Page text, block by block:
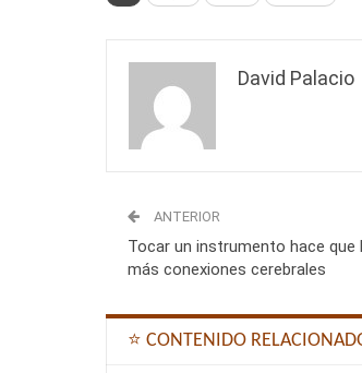
David Palacio
ANTERIOR
Tocar un instrumento hace que
más conexiones cerebrales
⭐ CONTENIDO